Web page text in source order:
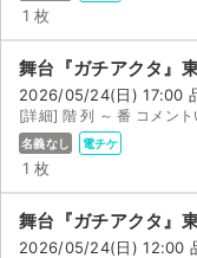
1 枚
舞台『ガチアクタ』
2026/05/24(日) 17:00
名義なし 電チケ
1 枚
舞台『ガチアクタ』
2026/05/24(日) 12:00